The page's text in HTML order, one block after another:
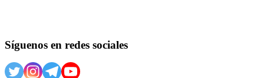
Síguenos en redes sociales